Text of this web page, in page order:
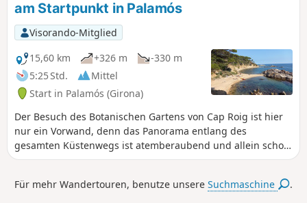
orientieren und sehr steile Hänge bewältigen können
am Startpunkt in Palamós
Visorando-Mitglied
15,60 km
+326 m
-330 m
5:25 Std.
Mittel
Start in Palamós (Girona)
Der Besuch des Botanischen Gartens von Cap Roig ist hier
nur ein Vorwand, denn das Panorama entlang des
gesamten Küstenwegs ist atemberaubend und allein schon
Grund genug, diese Wanderung zu unternehmen. Die
typischen Fischerhäuser und die verschiedenen Wälder,
Für mehr Wandertouren, benutze unsereSuchmaschine .